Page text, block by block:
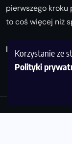
Korzystanie ze
Polityki
pierwszego kroku
to coś więcej niż
Biegaj z nami i